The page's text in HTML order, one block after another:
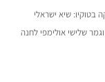
שיא ישראלי
וגמר שלישי אולימפי לחנה